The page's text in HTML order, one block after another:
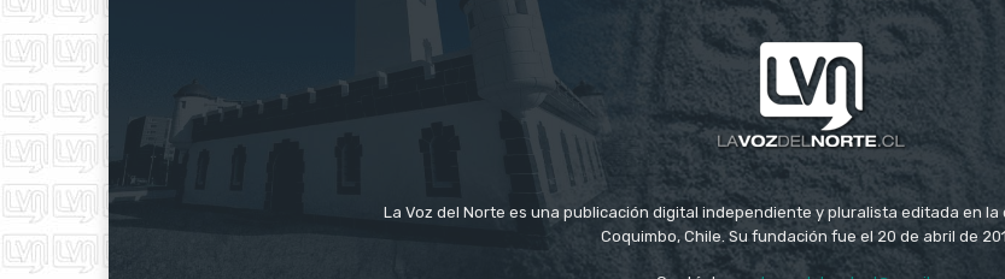
La Voz del Norte es una publicación digital independiente y pluralista editada en la
Coquimbo, Chile. Su fundación fue el 20 de abril de